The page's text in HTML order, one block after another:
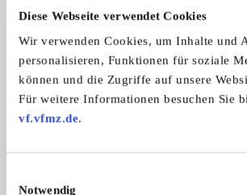
Diese Webseite verwendet Cookies
Wir verwenden Cookies, um Inhalte und
personalisieren, Funktionen für soziale
können und die Zugriffe auf unsere
Für weitere Informationen besuchen Sie
vf.vfmz.de.
Notwendig
1946. ...
35.000,- €
Entdecken Sie